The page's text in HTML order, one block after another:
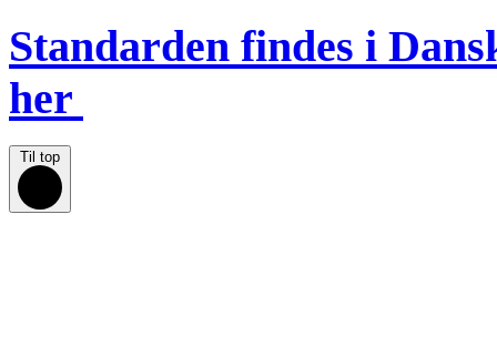
Standarden findes i
her
Til top